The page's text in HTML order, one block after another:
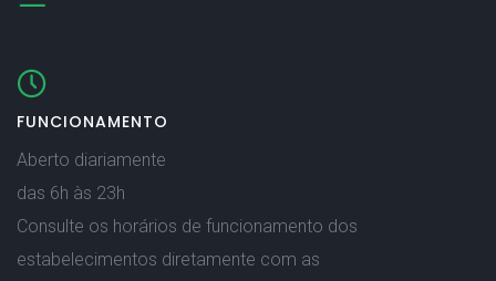
FUNCIONAMENTO
Aberto diariamente
das 6h às 23h
Consulte os horários de funcionamento dos
estabelecimentos diretamente com as